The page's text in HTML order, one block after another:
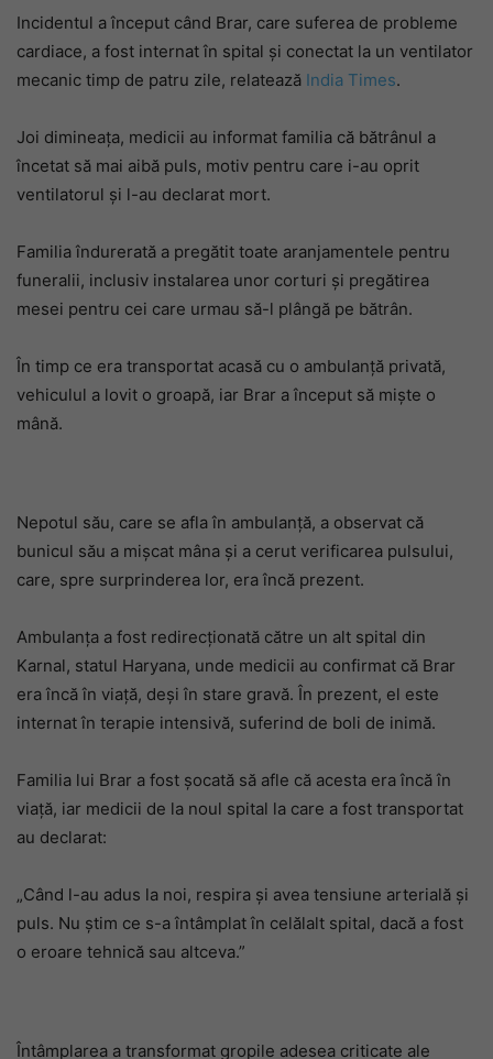
Incidentul a început când Brar, care suferea de probleme
cardiace, a fost internat în spital și conectat la un ventilator
mecanic timp de patru zile, relatează India Times.
Joi dimineața, medicii au informat familia că bătrânul a
încetat să mai aibă puls, motiv pentru care i-au oprit
ventilatorul și l-au declarat mort.
Familia îndurerată a pregătit toate aranjamentele pentru
funeralii, inclusiv instalarea unor corturi și pregătirea
mesei pentru cei care urmau să-l plângă pe bătrân.
În timp ce era transportat acasă cu o ambulanță privată,
vehiculul a lovit o groapă, iar Brar a început să miște o
mână.
Nepotul său, care se afla în ambulanță, a observat că
bunicul său a mișcat mâna și a cerut verificarea pulsului,
care, spre surprinderea lor, era încă prezent.
Ambulanța a fost redirecționată către un alt spital din
Karnal, statul Haryana, unde medicii au confirmat că Brar
era încă în viață, deși în stare gravă. În prezent, el este
internat în terapie intensivă, suferind de boli de inimă.
Familia lui Brar a fost șocată să afle că acesta era încă în
viață, iar medicii de la noul spital la care a fost transportat
au declarat:
„Când l-au adus la noi, respira și avea tensiune arterială și
puls. Nu știm ce s-a întâmplat în celălalt spital, dacă a fost
o eroare tehnică sau altceva.”
Întâmplarea a transformat gropile adesea criticate ale